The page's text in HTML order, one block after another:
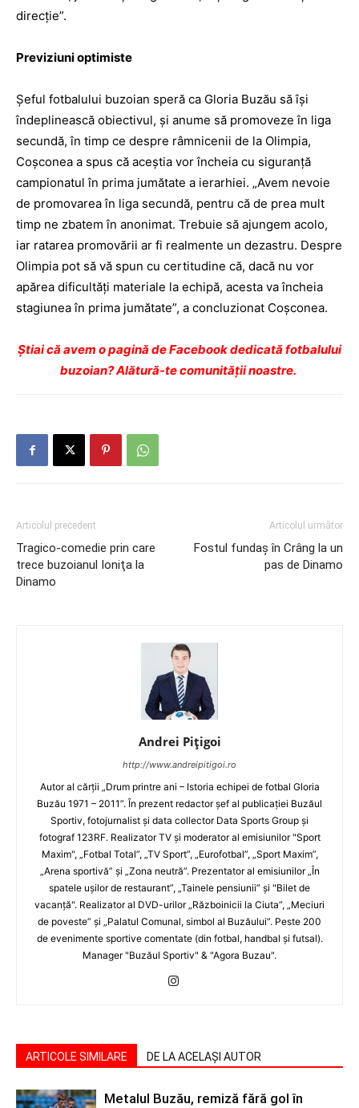
direcţie”.
Previziuni optimiste
Şeful fotbalului buzoian speră ca Gloria Buzău să îşi
îndeplinească obiectivul, şi anume să promoveze în liga
secundă, în timp ce despre râmnicenii de la Olimpia,
Coşconea a spus că aceştia vor încheia cu siguranţă
campionatul în prima jumătate a ierarhiei. „Avem nevoie
de promovarea în liga secundă, pentru că de prea mult
timp ne zbatem în anonimat. Trebuie să ajungem acolo,
iar ratarea promovării ar fi realmente un dezastru. Despre
Olimpia pot să vă spun cu certitudine că, dacă nu vor
apărea dificultăţi materiale la echipă, acesta va încheia
stagiunea în prima jumătate”, a concluzionat Coşconea.
Ştiai că avem o pagină de Facebook dedicată fotbalului
buzoian? Alătură-te comunității noastre.
Articolul precedent
Tragico-comedie prin care
trece buzoianul Ioniţa la
Dinamo
Articolul următor
Fostul fundaş în Crâng la un
pas de Dinamo
Andrei Pițigoi
http://www.andreipitigoi.ro
Autor al cărţii „Drum printre ani – Istoria echipei de fotbal Gloria
Buzău 1971 – 2011”. În prezent redactor şef al publicaţiei Buzăul
Sportiv, fotojurnalist şi data collector Data Sports Group şi
fotograf 123RF. Realizator TV şi moderator al emisiunilor "Sport
Maxim", „Fotbal Total”, „TV Sport”, „Eurofotbal”, „Sport Maxim”,
„Arena sportivă” şi „Zona neutră”. Prezentator al emisiunilor „În
spatele uşilor de restaurant”, „Tainele pensiunii” şi "Bilet de
vacanţă". Realizator al DVD-urilor „Războinicii la Ciuta”, „Meciuri
de poveste” şi „Palatul Comunal, simbol al Buzăului”. Peste 200
de evenimente sportive comentate (din fotbal, handbal şi futsal).
Manager "Buzăul Sportiv" & "Agora Buzau".
ARTICOLE SIMILARE DE LA ACELAȘI AUTOR
Metalul Buzău, remiză fără gol în